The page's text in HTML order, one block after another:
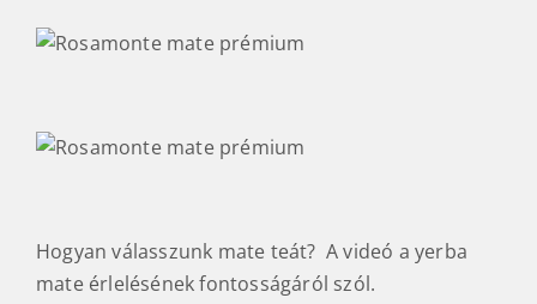
Hogyan válasszunk mate teát? A videó a yerba
mate érlelésének fontosságáról szól.